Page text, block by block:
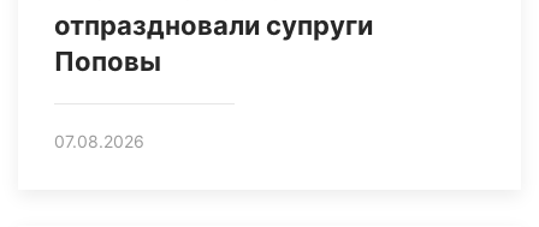
отпраздновали супруги
Поповы
07.08.2026